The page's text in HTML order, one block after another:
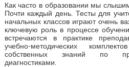
Как часто в образовании мы
Почти каждый день. Тесты для
начальных классов играют очень
ключевую роль в процессе
встречаются в практике
учебно-методических
собственных знаний по
диагностиками.